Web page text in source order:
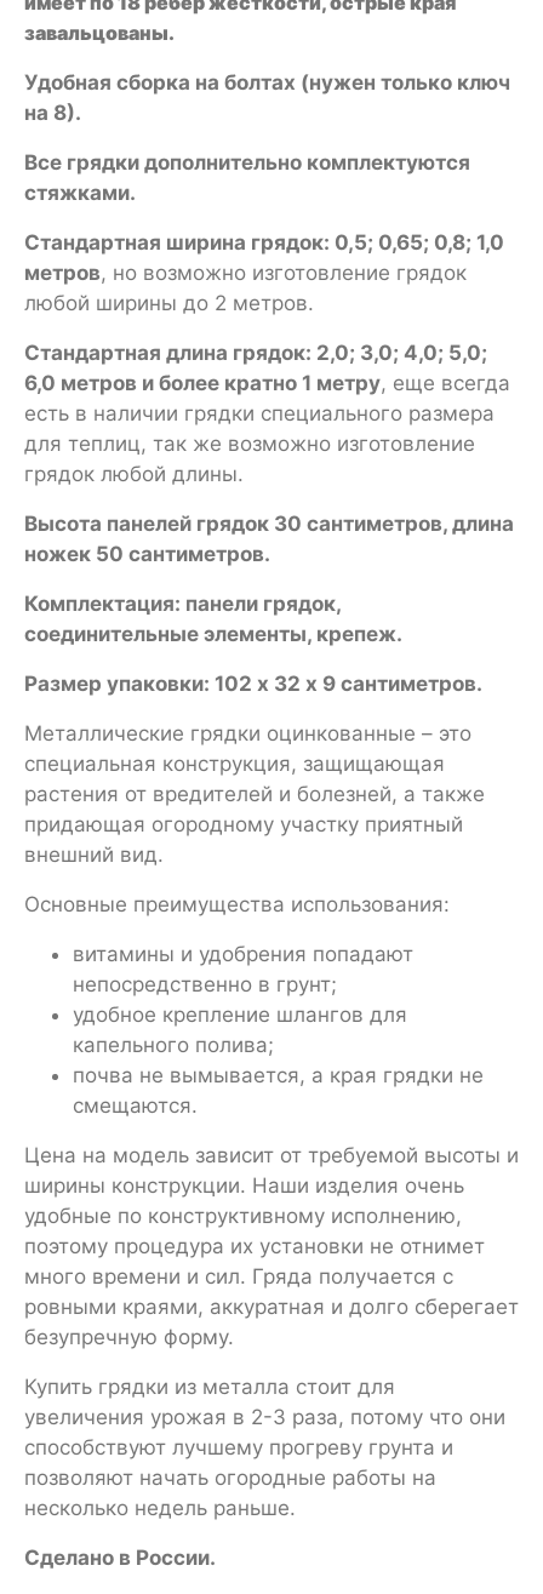
завальцованы.
Удобная сборка на болтах (нужен только ключ
на 8).
Все грядки дополнительно комплектуются
стяжками.
Стандартная ширина грядок: 0,5; 0,65; 0,8; 1,0
метров, но возможно изготовление грядок
любой ширины до 2 метров.
Стандартная длина грядок: 2,0; 3,0; 4,0; 5,0;
6,0 метров и более кратно 1 метру, еще всегда
есть в наличии грядки специального размера
для теплиц, так же возможно изготовление
грядок любой длины.
Высота панелей грядок 30 сантиметров, длина
ножек 50 сантиметров.
Комплектация: панели грядок,
соединительные элементы, крепеж.
Размер упаковки: 102 х 32 х 9 сантиметров.
Металлические грядки оцинкованные – это
специальная конструкция, защищающая
растения от вредителей и болезней, а также
придающая огородному участку приятный
внешний вид.
Основные преимущества использования:
витамины и удобрения попадают
непосредственно в грунт;
удобное крепление шлангов для
капельного полива;
почва не вымывается, а края грядки не
смещаются.
Цена на модель зависит от требуемой высоты и
ширины конструкции. Наши изделия очень
удобные по конструктивному исполнению,
поэтому процедура их установки не отнимет
много времени и сил. Гряда получается с
ровными краями, аккуратная и долго сберегает
безупречную форму.
Купить грядки из металла стоит для
увеличения урожая в 2-3 раза, потому что они
способствуют лучшему прогреву грунта и
позволяют начать огородные работы на
несколько недель раньше.
Сделано в России.